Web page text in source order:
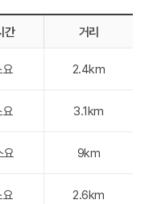
간 거리
요 2.4km
요 3.1km
요 9km
요 2.6km